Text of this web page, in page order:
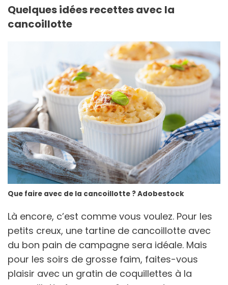
Quelques idées recettes avec la
cancoillotte
Que faire avec de la cancoillotte ? Adobestock
Là encore, c’est comme vous voulez. Pour les
petits creux, une tartine de cancoillotte avec
du bon pain de campagne sera idéale. Mais
pour les soirs de grosse faim, faites-vous
plaisir avec un gratin de coquillettes à la